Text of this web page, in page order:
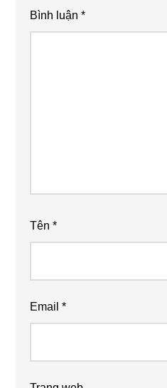
Bình luận*
Tên*
Email*